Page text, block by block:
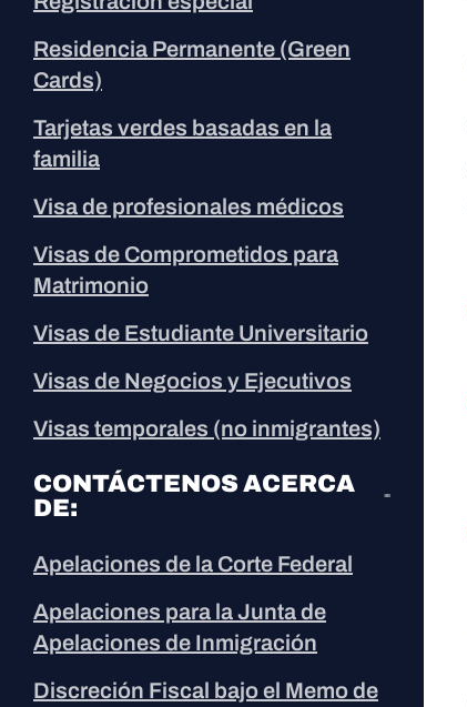
Residencia Permanente (Green
Cards)
Tarjetas verdes basadas en la
familia
Visa de profesionales médicos
Visas de Comprometidos para
Matrimonio
Visas de Estudiante Universitario
Visas de Negocios y Ejecutivos
Visas temporales (no inmigrantes)
CONTÁCTENOS ACERCA
DE:
Apelaciones de la Corte Federal
Apelaciones para la Junta de
Apelaciones de Inmigración
Discreción Fiscal bajo el Memo de